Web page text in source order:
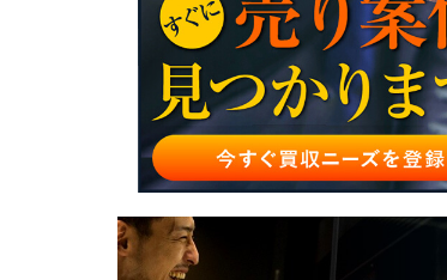
プロラタ（プロラタ方式）による
プロラタ（プロラタ方式）が採用
プロラタ（プロラタ方式）のまと